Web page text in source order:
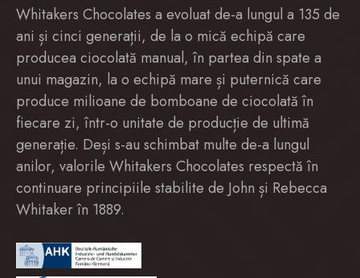
Whitakers Chocolates a evoluat de-a lungul a 135 de
ani și cinci generații, de la o mică echipă care
producea ciocolată manual, în partea din spate a
unui magazin, la o echipă mare și puternică care
produce milioane de bomboane de ciocolată în
fiecare zi, într-o unitate de producție de ultimă
generație. Deși s-au schimbat multe de-a lungul
anilor, valorile Whitakers Chocolates respectă în
continuare principiile stabilite de John și Rebecca
Whitaker în 1889.